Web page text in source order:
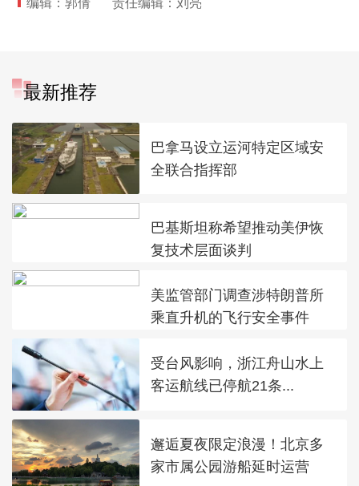
编辑：郭倩 责任编辑：刘亮
最新推荐
巴拿马设立运河特定区域安
全联合指挥部
巴基斯坦称希望推动美伊恢
复技术层面谈判
美监管部门调查涉特朗普所
乘直升机的飞行安全事件
受台风影响，浙江舟山水上
客运航线已停航21条...
邂逅夏夜限定浪漫！北京多
家市属公园游船延时运营